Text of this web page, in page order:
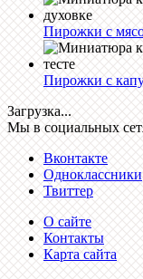
Пирожки с
Пирожки с
Загрузка...
Мы в социальных
Вконтакте
Одноклассники
Твиттер
О сайте
Контакты
Карта сайта